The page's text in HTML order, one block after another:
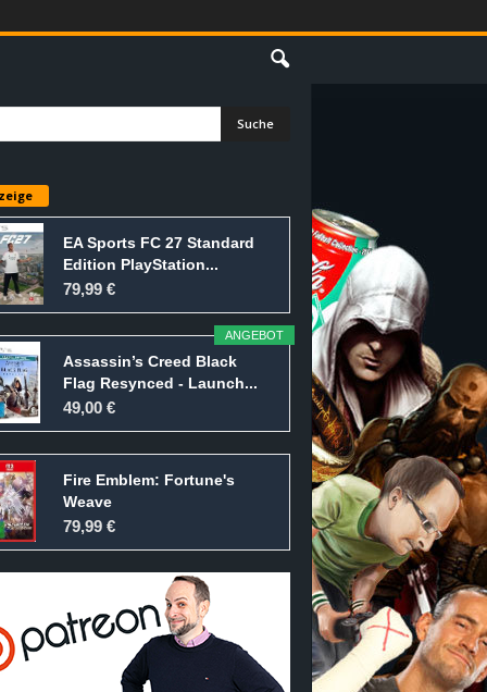
EA Sports FC 27 Standard
Edition PlayStation...
79,99 €
ANGEBOT
Assassin’s Creed Black
Flag Resynced - Launch...
49,00 €
Fire Emblem: Fortune's
Weave
79,99 €